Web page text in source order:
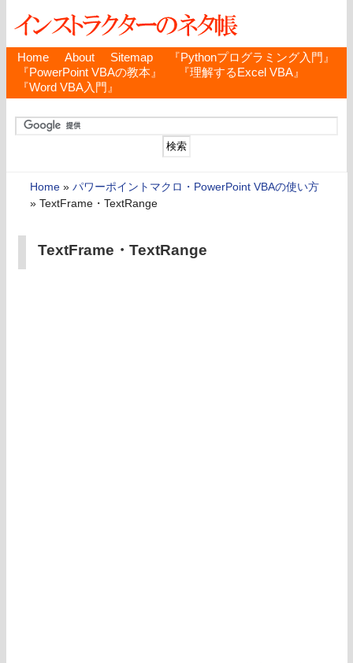
Home About Sitemap
『Pythonプログラミング入門』
『PowerPoint VBAの教本』
『理解するExcel VBA』
『Word VBA入門』
Home » パワーポイントマクロ・PowerPoint VBAの使い方
» TextFrame・TextRange
TextFrame・TextRange